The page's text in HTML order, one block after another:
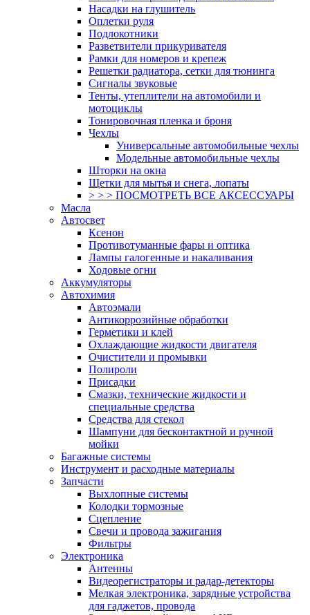
Насадки на глушитель
Оплетки руля
Подлокотники
Разветвители прикуривателя
Рамки для номеров и крепеж
Решетки радиатора, сетки для тюнинга
Сигналы звуковые
Тенты, утеплители на автомобили и
мотоциклы
Тонировочная пленка и броня
Чехлы
Универсальные автомобильные чехлы
Модельные автомобильные чехлы
Шторки на окна
Щетки для мытья и снега, лопаты
> > > ПОСМОТРЕТЬ ВСЕ АКСЕССУАРЫ
Масла
Автосвет
Ксенон
Противотуманные фары и оптика
Лампы галогенные и накаливания
Ходовые огни
Аккумуляторы
Автохимия
Автоэмали
Антикоррозийные обработки
Герметики и клей
Охлаждающие жидкости двигателя
Очистители и промывки
Полироли
Присадки
Смазки, технические жидкости и
специальные средства
Средства для стекол
Шампуни для бесконтактной и ручной
мойки
Багажные системы
Инструмент и расходные материалы
Запчасти
Выхлопные системы
Колодки тормозные
Сцепление
Свечи и провода зажигания
Фильтры
Электроника
Антенны
Видеорегистраторы и радар-детекторы
Мелкая электроника, зарядные устройства
для гаджетов, провода